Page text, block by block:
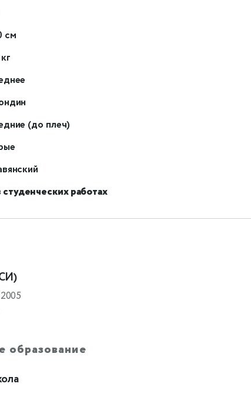
см
(до плеч)
работах
образование